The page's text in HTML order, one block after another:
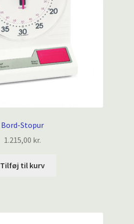
Bord-Stopur
1.215,00 kr.
Tilføj til kurv